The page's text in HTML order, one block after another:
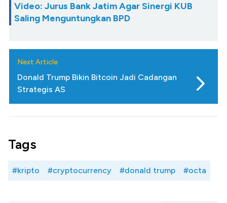
Video: Jurus Bank Jatim Agar Sinergi KUB
Saling Menguntungkan BPD
Next Article
Donald Trump Bikin Bitcoin Jadi Cadangan
Strategis AS
Tags
#kripto #cryptocurrency #donald trump #octa